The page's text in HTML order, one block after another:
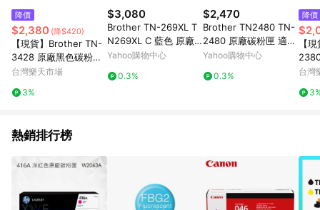
8. LINE購物為購物資訊整合性平台，商品資料更新會有時間差，
如顯示之商品規格、顏色、價位、贈品與東森購物ETMall銷售網
頁不符，以銷售網頁標示為準。 9. 若有贈點爭議，請務必於訂單
日期+180天以內至LINE購物客服洽詢；若超過180天(含)以上進
行申訴，恕無法贈點回饋。 10. 部分點數紅包僅限指定商品使
用，或不適用於無回饋商品。各點數紅包之適用商品與使用條件
請依點數紅包頁面規則為準。
降價
$2,380 (降$420)
【現貨】Brother TN-
3428 原廠黑色碳粉匣
適用 HL-L5100DN/HL
DW/MFC-L5700DN/
台灣樂天市場
3%
$3,080
Brother TN-269XL T
N269XL C 藍色 原廠
高容量碳粉匣 適L3280
Yahoo購物中心
0.3%
$2,470
Brother TN2480 TN-
2480 原廠碳粉匣 適用
L2715DW L2770DW
Yahoo購物中心
0.3%
降價
【
碳
W/
台灣
熱銷排行榜